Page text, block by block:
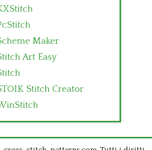
Maker
Art Easy
Stitch Creator